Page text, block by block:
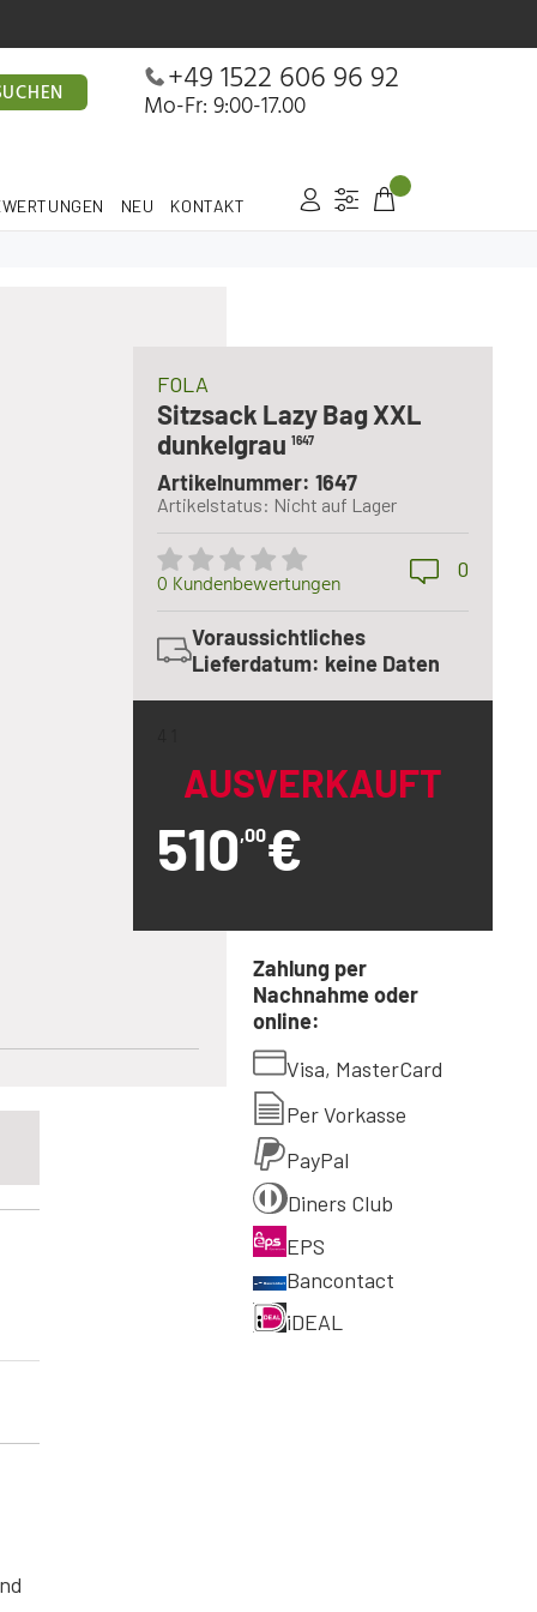
+49 1522 606 96 92
Mo-Fr: 9:00-17.00
NEU KONTAKT
FOLA
Sitzsack Lazy Bag XXL
dunkelgrau 1647
Artikelnummer: 1647
Artikelstatus: Nicht auf Lager
0 Kundenbewertungen
0
Voraussichtliches
Lieferdatum: keine Daten
AUSVERKAUFT
510,00€
Zahlung per
Nachnahme oder
online:
Visa, MasterCard
Per Vorkasse
PayPal
Diners Club
EPS
Bancontact
iDEAL